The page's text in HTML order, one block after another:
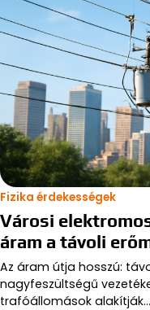
Fizika érdekességek
Városi
áram a távoli
Az áram útja hosszú:
nagyfeszültségű
trafóállomások alakítják…